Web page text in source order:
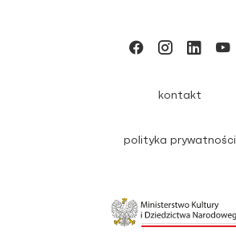
kontakt
polityka prywatności